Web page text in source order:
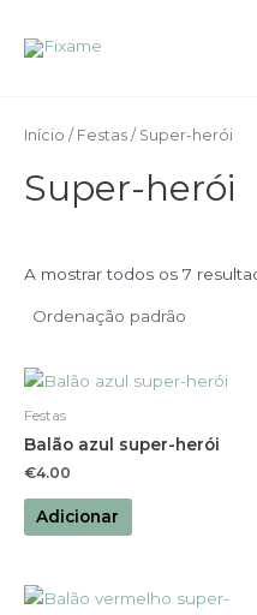
Início / Festas / Super-herói
Super-herói
A mostrar todos os 7
Festas
Balão azul super-herói
€4.00
Adicionar